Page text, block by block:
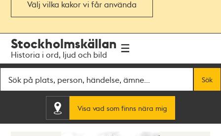
Välj vilka kakor vi får använda
navigationen
huvudinnehållet
Stockholmskällan
Historia i ord, ljud och bild
Sök
Visa vad som finns nära mig